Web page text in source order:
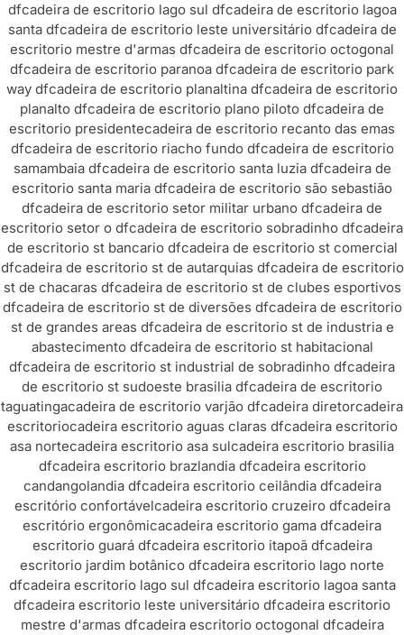
dfcadeira de escritorio lago sul dfcadeira de escritorio lagoa
santa dfcadeira de escritorio leste universitário dfcadeira de
escritorio mestre d'armas dfcadeira de escritorio octogonal
dfcadeira de escritorio paranoa dfcadeira de escritorio park
way dfcadeira de escritorio planaltina dfcadeira de escritorio
planalto dfcadeira de escritorio plano piloto dfcadeira de
escritorio presidentecadeira de escritorio recanto das emas
dfcadeira de escritorio riacho fundo dfcadeira de escritorio
samambaia dfcadeira de escritorio santa luzia dfcadeira de
escritorio santa maria dfcadeira de escritorio são sebastião
dfcadeira de escritorio setor militar urbano dfcadeira de
escritorio setor o dfcadeira de escritorio sobradinho dfcadeira
de escritorio st bancario dfcadeira de escritorio st comercial
dfcadeira de escritorio st de autarquias dfcadeira de escritorio
st de chacaras dfcadeira de escritorio st de clubes esportivos
dfcadeira de escritorio st de diversões dfcadeira de escritorio
st de grandes areas dfcadeira de escritorio st de industria e
abastecimento dfcadeira de escritorio st habitacional
dfcadeira de escritorio st industrial de sobradinho dfcadeira
de escritorio st sudoeste brasilia dfcadeira de escritorio
taguatingacadeira de escritorio varjão dfcadeira diretorcadeira
escritoriocadeira escritorio aguas claras dfcadeira escritorio
asa nortecadeira escritorio asa sulcadeira escritorio brasilia
dfcadeira escritorio brazlandia dfcadeira escritorio
candangolandia dfcadeira escritorio ceilândia dfcadeira
escritório confortávelcadeira escritorio cruzeiro dfcadeira
escritório ergonômicacadeira escritorio gama dfcadeira
escritorio guará dfcadeira escritorio itapoã dfcadeira
escritorio jardim botânico dfcadeira escritorio lago norte
dfcadeira escritorio lago sul dfcadeira escritorio lagoa santa
dfcadeira escritorio leste universitário dfcadeira escritorio
mestre d'armas dfcadeira escritorio octogonal dfcadeira